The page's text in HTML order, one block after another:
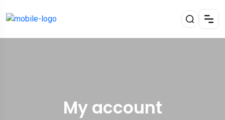
My account